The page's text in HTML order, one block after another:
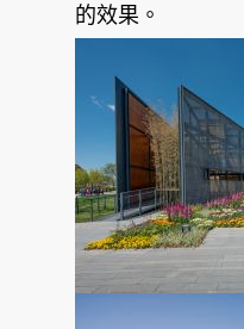
的效果。